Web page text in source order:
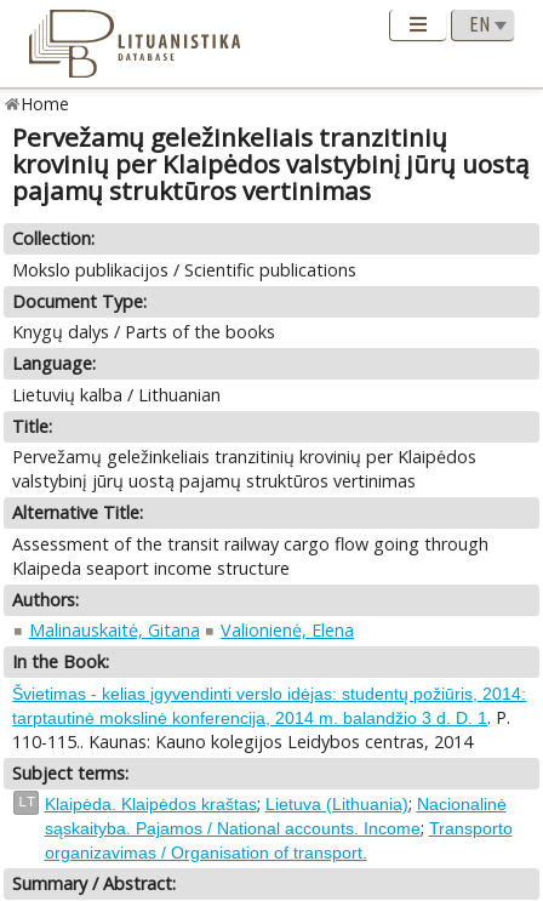
Home
Pervežamų geležinkeliais tranzitinių
krovinių per Klaipėdos valstybinį jūrų uostą
pajamų struktūros vertinimas
Collection:
Mokslo publikacijos / Scientific publications
Document Type:
Knygų dalys / Parts of the books
Language:
Lietuvių kalba / Lithuanian
Title:
Pervežamų geležinkeliais tranzitinių krovinių per Klaipėdos
valstybinį jūrų uostą pajamų struktūros vertinimas
Alternative Title:
Assessment of the transit railway cargo flow going through
Klaipeda seaport income structure
Authors:
Malinauskaitė, Gitana
Valionienė, Elena
In the Book:
Švietimas - kelias įgyvendinti verslo idėjas: studentų požiūris, 2014:
tarptautinė mokslinė konferencija, 2014 m. balandžio 3 d. D. 1 . P.
110-115.. Kaunas: Kauno kolegijos Leidybos centras, 2014
Subject terms:
LT Klaipėda. Klaipėdos kraštas; Lietuva (Lithuania); Nacionalinė
sąskaityba. Pajamos / National accounts. Income; Transporto
organizavimas / Organisation of transport.
Summary / Abstract: